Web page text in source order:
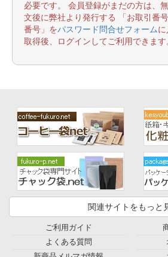
必要です。 会員登録がまだの方は、
文後に弊社より発行する 「お取引番
番号」をパスワード問合せフォーム
取得後、ログインしてご利用できます
関連サイトをもっと
ご利用ガイド
よくある質問